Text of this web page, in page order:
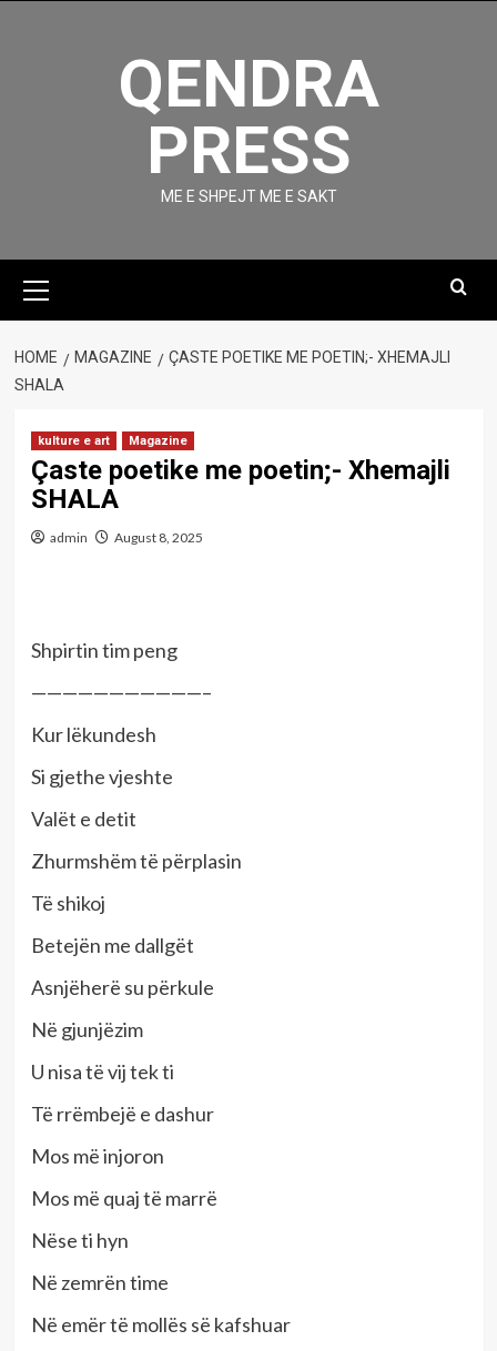
QENDRA
PRESS
ME E SHPEJT ME E SAKT
Menu
HOME MAGAZINE
ÇASTE POETIKE ME POETIN;- XHEMAJLI
SHALA
kulture e art Magazine
Çaste poetike me poetin;- Xhemajli
SHALA
admin August 8, 2025
Shpirtin tim peng
———————————–
Kur lëkundesh
Si gjethe vjeshte
Valët e detit
Zhurmshëm të përplasin
Të shikoj
Betejën me dallgët
Asnjëherë su përkule
Në gjunjëzim
U nisa të vij tek ti
Të rrëmbejë e dashur
Mos më injoron
Mos më quaj të marrë
Nëse ti hyn
Në zemrën time
Në emër të mollës së kafshuar